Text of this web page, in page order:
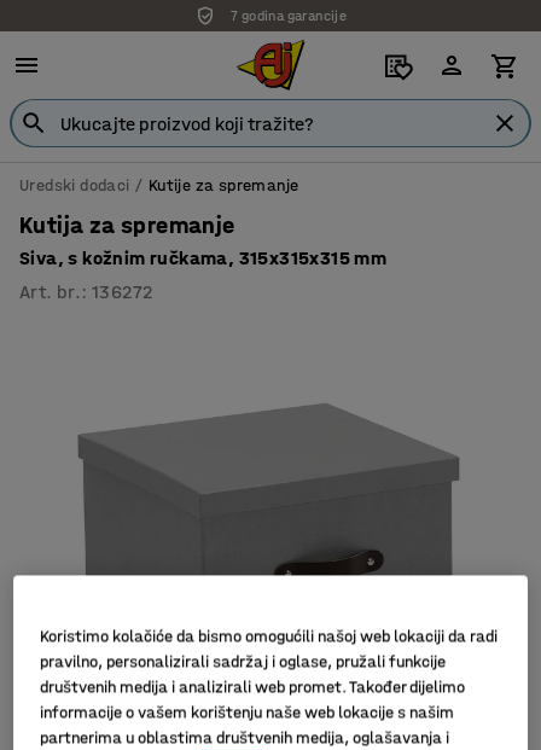
7 godina garancije
Uredski dodaci Kutije za spremanje
Kutija za spremanje
Siva, s kožnim ručkama, 315x315x315 mm
Art. br. :136272
Koristimo kolačiće da bismo omogućili našoj web lokaciji da radi
pravilno, personalizirali sadržaj i oglase, pružali funkcije
društvenih medija i analizirali web promet. Također dijelimo
informacije o vašem korištenju naše web lokacije s našim
partnerima u oblastima društvenih medija, oglašavanja i